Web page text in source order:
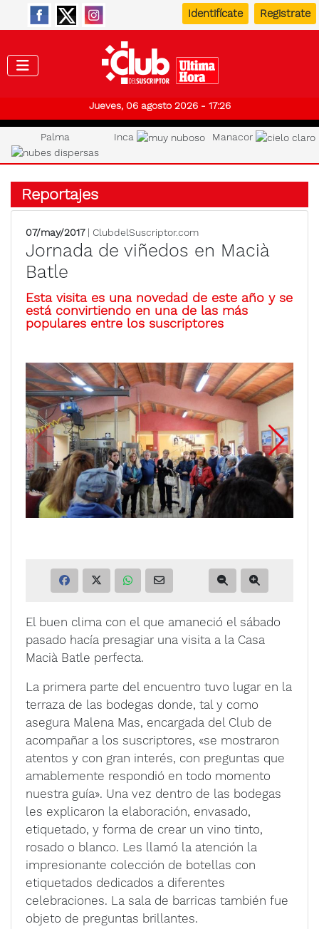
Identifícate Registrate
Jueves, 06 agosto 2026 - 17:26
Palma Inca Manacor
Reportajes
07/may/2017| ClubdelSuscriptor.com
Jornada de viñedos en Macià
Batle
Esta visita es una novedad de este año y se
está convirtiendo en una de las más
populares entre los suscriptores
El buen clima con el que amaneció el sábado
pasado hacía presagiar una visita a la Casa
Macià Batle perfecta.
La primera parte del encuentro tuvo lugar en la
terraza de las bodegas donde, tal y como
asegura Malena Mas, encargada del Club de
acompañar a los suscriptores, «se mostraron
atentos y con gran interés, con preguntas que
amablemente respondió en todo momento
nuestra guía». Una vez dentro de las bodegas
les explicaron la elaboración, envasado,
etiquetado, y forma de crear un vino tinto,
rosado o blanco. Les llamó la atención la
impresionante colección de botellas con
etiquetados dedicados a diferentes
celebraciones. La sala de barricas también fue
objeto de preguntas brillantes.